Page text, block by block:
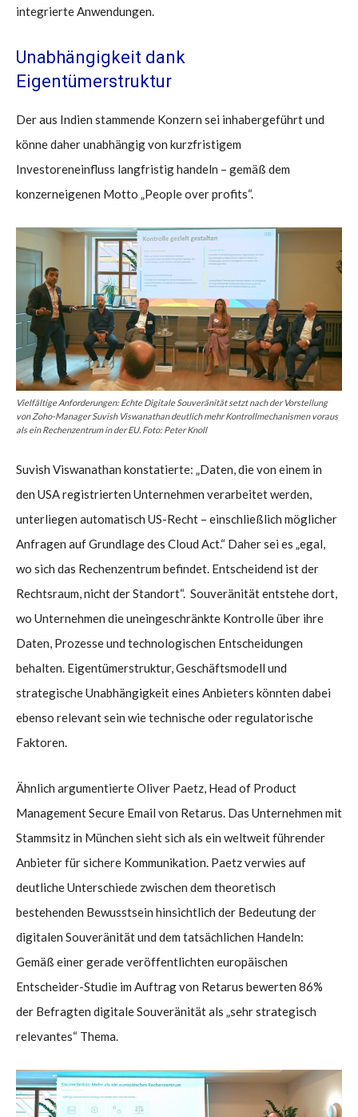
integrierte Anwendungen.
Unabhängigkeit dank
Eigentümerstruktur
Der aus Indien stammende Konzern sei inhabergeführt und
könne daher unabhängig von kurzfristigem
Investoreneinfluss langfristig handeln – gemäß dem
konzerneigenen Motto „People over profits“.
Vielfältige Anforderungen: Echte Digitale Souveränität setzt nach der Vorstellung
von Zoho-Manager Suvish Viswanathan deutlich mehr Kontrollmechanismen voraus
als ein Rechenzentrum in der EU. Foto: Peter Knoll
Suvish Viswanathan konstatierte: „Daten, die von einem in
den USA registrierten Unternehmen verarbeitet werden,
unterliegen automatisch US-Recht – einschließlich möglicher
Anfragen auf Grundlage des Cloud Act.“ Daher sei es „egal,
wo sich das Rechenzentrum befindet. Entscheidend ist der
Rechtsraum, nicht der Standort“. Souveränität entstehe dort,
wo Unternehmen die uneingeschränkte Kontrolle über ihre
Daten, Prozesse und technologischen Entscheidungen
behalten. Eigentümerstruktur, Geschäftsmodell und
strategische Unabhängigkeit eines Anbieters könnten dabei
ebenso relevant sein wie technische oder regulatorische
Faktoren.
Ähnlich argumentierte Oliver Paetz, Head of Product
Management Secure Email von Retarus. Das Unternehmen mit
Stammsitz in München sieht sich als ein weltweit führender
Anbieter für sichere Kommunikation. Paetz verwies auf
deutliche Unterschiede zwischen dem theoretisch
bestehenden Bewusstsein hinsichtlich der Bedeutung der
digitalen Souveränität und dem tatsächlichen Handeln:
Gemäß einer gerade veröffentlichten europäischen
Entscheider-Studie im Auftrag von Retarus bewerten 86%
der Befragten digitale Souveränität als „sehr strategisch
relevantes“ Thema.